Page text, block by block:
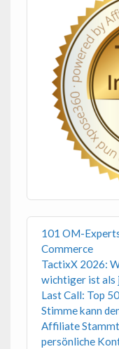
101 OM-
Commerce
TactixX 2026:
wichtiger ist als
Last Call: Top
Stimme kann
Affiliate
persönliche